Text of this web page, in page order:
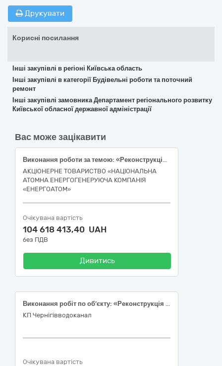
Друкувати
Корисні посилання
Інші закупівлі в регіоні Київська область
Інші закупівлі в категорії Будівельні роботи та поточний
ремонт
Інші закупівлі замовника Департамент регіонального розвитку
Київської обласної державної адміністрації
Вас може зацікавити
Виконання роботи за темою: «Реконструкція електроустаткування, системи управління та сигналізації 3РДЕС систем безпеки»
АКЦІОНЕРНЕ ТОВАРИСТВО «НАЦІОНАЛЬНА
АТОМНА ЕНЕРГОГЕНЕРУЮЧА КОМПАНІЯ
«ЕНЕРГОАТОМ»
Очікувана вартість
104 618 413,40 UAH
без ПДВ
Дивитись
Виконання робіт по об’єкту: «Реконструкція водопровідної насосної станції «Подусівка» КП «Чернігівводоканал», розташованої на землях Новобілоуської ОТГ Чернігівської області Чернігівського району» 1 черга будівництва» (код ДК 021:2015 – 45000000-7 Будівельні роботи та поточний ремонт)
КП Чернігівводоканал
Очікувана вартість